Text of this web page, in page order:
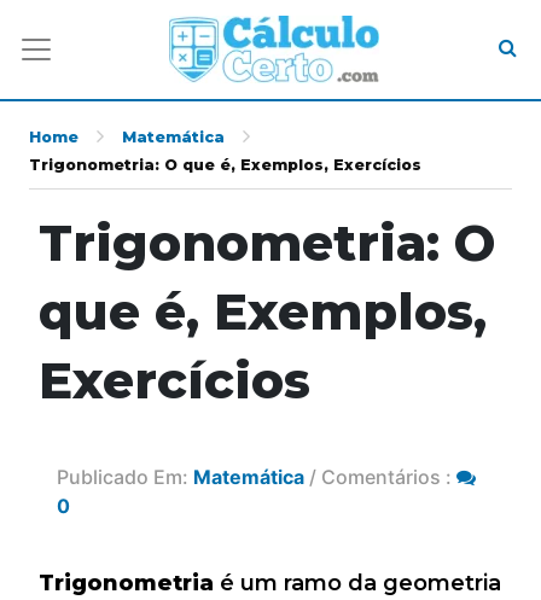
Home
Matemática
Trigonometria: O que é, Exemplos, Exercícios
Trigonometria: O
que é, Exemplos,
Exercícios
Publicado Em: Matemática / Comentários :
0
Trigonometria é um ramo da geometria